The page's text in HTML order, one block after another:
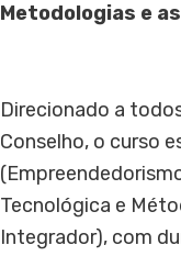
Metodologias e
Direcionado a
Conselho, o curso
Tecnológica e
Integrador), com